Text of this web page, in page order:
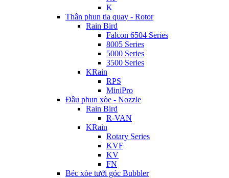
K
Thân phun tia quay - Rotor
Rain Bird
Falcon 6504 Series
8005 Series
5000 Series
3500 Series
KRain
RPS
MiniPro
Đầu phun xòe - Nozzle
Rain Bird
R-VAN
KRain
Rotary Series
KVF
KV
FN
Béc xòe tưới góc Bubbler